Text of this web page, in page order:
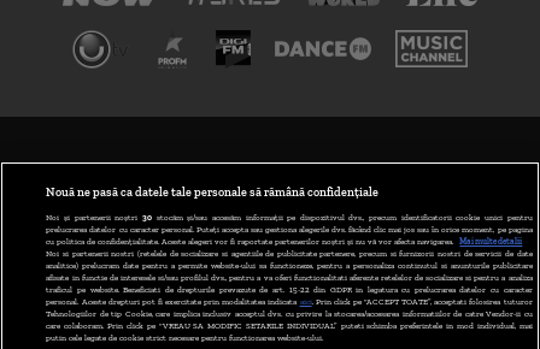
ABONARE DIGI TV
GESTIONAȚI PREFERINȚELE
CODUL DIGI24
CAMERE WEB
Nouă ne pasă ca datele tale personale să rămână confidențiale
Noi și partenerii noștri 30stocăm și/sau accesăm informații pe dispozitivul dvs., precum identificatorii cookie unici pentru
prelucrarea datelor cu caracter personal. Puteți accepta sau gestiona alegerile dvs. făcând clic mai jos sau în orice moment, pe pagina
cu politica de confidențialitate. Aceste alegeri vor fi raportate partenerilor noștri și nu vă vor afecta navigarea.
Mai multe detalii
Noi si partenerii nostri (retelele de socializare si agentiile de publicitate partenere, precum si furnizorii nostri de servicii de date
analitice) prelucram date pentru a permite website-ului sa functioneze, pentru a personaliza continutul si anunturile publicitare
afisate in functie de interesele si/sau profilul dvs., pentru a va oferi functionalitati aferente retelelor de socializare si pentru a analiza
traficul pe website. Beneficiati de drepturile prevazute de art. 15-22 din GDPR in legatura cu prelucrarea datelor cu caracter
personal. Aceste drepturi pot fi exercitate prin modalitatea indicata aici. Prin click pe “ACCEPT TOATE”, acceptati folosirea tuturor
Tehnologiilor de tip Cookie, care implica inclusiv acceptul dvs. cu privire la stocarea/accesarea informatiilor de catre Vendor-ii cu
care colaboram. Prin click pe “VREAU SA MODIFIC SETARILE INDIVIDUAL” puteti schimba preferintele in mod individual, mai
putin cele legate de cookie strict necesare pentru functionarea website-ului.